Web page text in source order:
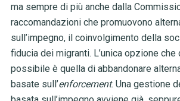
ma sempre di più anche dalla
raccomandazioni che promuovono
sull’impegno, il coinvolgimento della
fiducia dei migranti. L’unica opzione che
possibile è quella di abbandonare
basate sull’enforcement. Una gestione